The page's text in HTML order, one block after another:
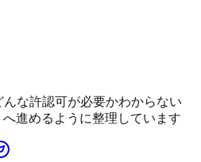
な許認可が必要かわからない
進めるように整理しています